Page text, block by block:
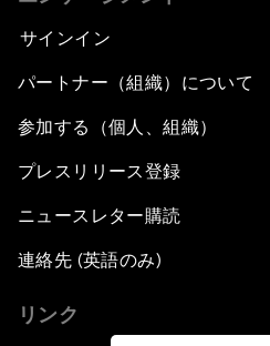
サインイン
パートナー（組織）について
参加する（個人、組織）
プレスリリース登録
ニュースレター購読
連絡先 (英語のみ)
リンク